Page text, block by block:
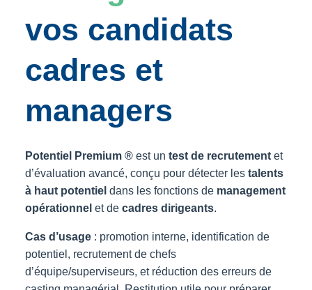
vos candidats
cadres et
managers
Potentiel Premium ® est un test de recrutement et
d’évaluation avancé, conçu pour détecter les talents
à haut potentiel dans les fonctions de management
opérationnel et de cadres dirigeants.
Cas d’usage : promotion interne, identification de
potentiel, recrutement de chefs
d’équipe/superviseurs, et réduction des erreurs de